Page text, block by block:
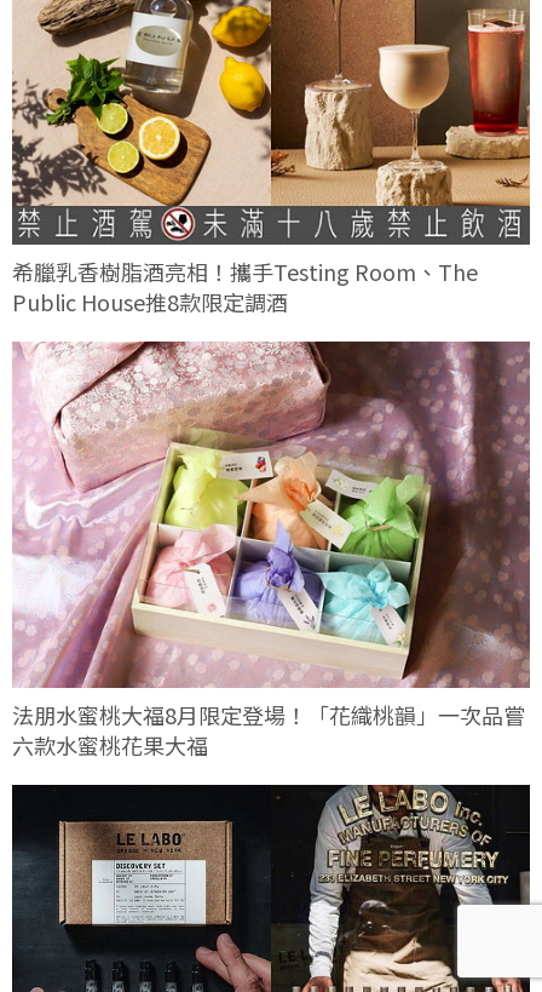
希臘乳香樹脂酒亮相！攜手Testing Room、The
Public House推8款限定調酒
法朋水蜜桃大福8月限定登場！「花織桃韻」一次品嘗
六款水蜜桃花果大福